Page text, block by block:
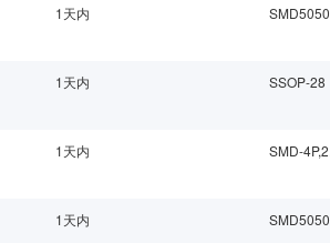
1天内 SMD5050
1天内 SSOP-28
1天内
1天内 SMD5050